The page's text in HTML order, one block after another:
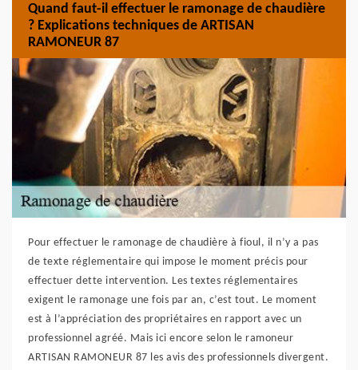
Quand faut-il effectuer le ramonage de chaudière
? Explications techniques de ARTISAN
RAMONEUR 87
Pour effectuer le ramonage de chaudière à fioul, il n’y a pas
de texte réglementaire qui impose le moment précis pour
effectuer dette intervention. Les textes réglementaires
exigent le ramonage une fois par an, c’est tout. Le moment
est à l’appréciation des propriétaires en rapport avec un
professionnel agréé. Mais ici encore selon le ramoneur
ARTISAN RAMONEUR 87 les avis des professionnels divergent.